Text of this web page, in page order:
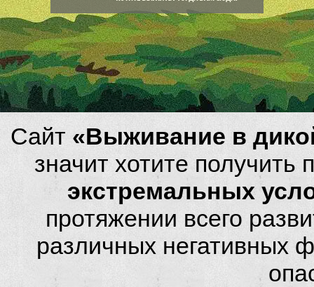
Сайт «Выживание в
значит хотите
экстремальных
протяжении всего
различных негативных